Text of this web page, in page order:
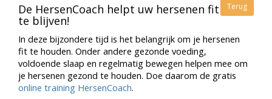
Terug
De HersenCoach helpt uw hersenen fit
te blijven!
In deze bijzondere tijd is het belangrijk om je hersenen
fit te houden. Onder andere gezonde voeding,
voldoende slaap en regelmatig bewegen helpen mee om
je hersenen gezond te houden. Doe daarom de gratis
online training HersenCoach.